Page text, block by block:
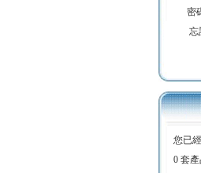
密
忘
您已
0 套產